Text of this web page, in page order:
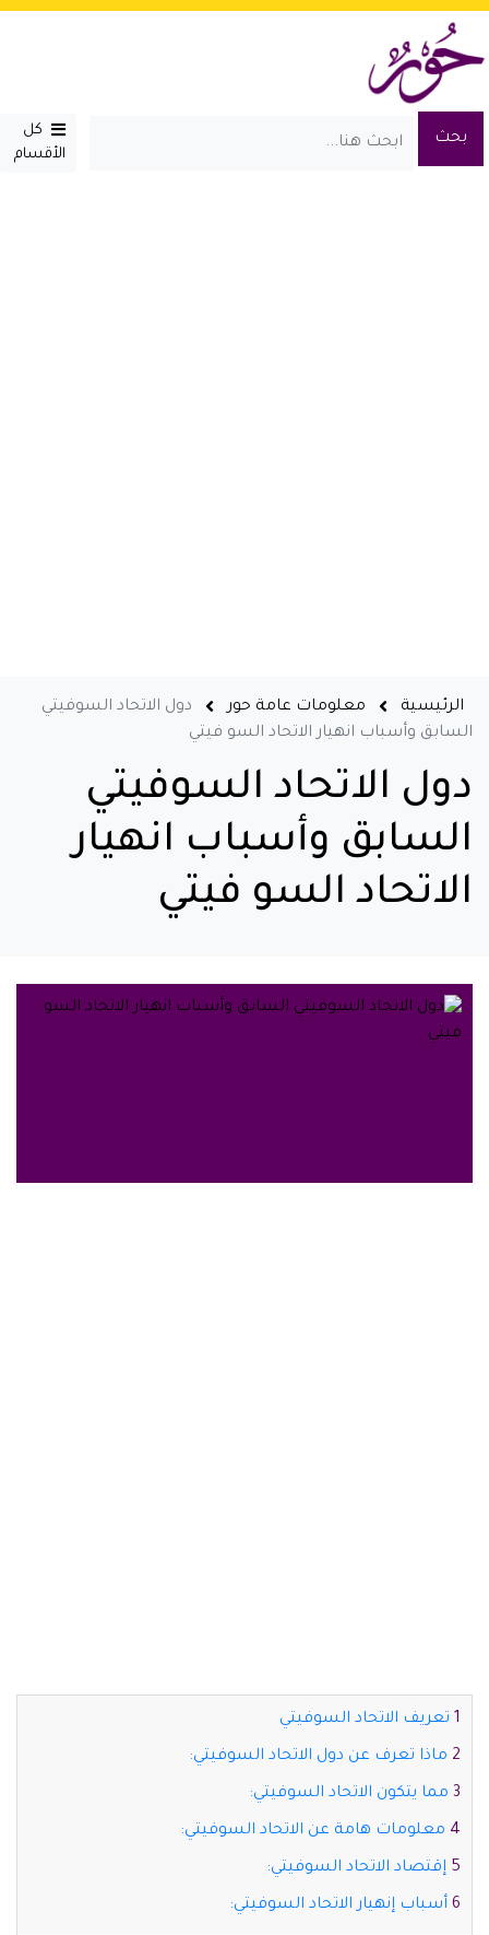
كل
الأقسام
الرئيسية معلومات عامة حور
دول الاتحاد السوفيتي
السابق وأسباب انهيار الاتحاد السو فيتي
دول الاتحاد السوفيتي
السابق وأسباب انهيار
الاتحاد السو فيتي
تعريف الاتحاد السوفيتي
ماذا تعرف عن دول الاتحاد السوفيتي:
مما يتكون الاتحاد السوفيتي:
معلومات هامة عن الاتحاد السوفيتي:
إقتصاد الاتحاد السوفيتي:
أسباب إنهيار الاتحاد السوفيتي: